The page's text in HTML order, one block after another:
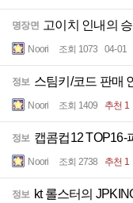
명장면 고이치 인내의
Noori 조회 1073 04-01
정보 스팀키/코드 판매
Noori 조회 1409 추천 1
정보 캡콤컵12 TOP16-
Noori 조회 2738 추천 1
정보 kt 롤스터의